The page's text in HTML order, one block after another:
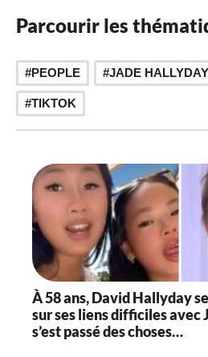
Parcourir les
PEOPLE JADE HALLYDAY
TIKTOK
À 58 ans, David Hallyday
sur ses liens difficiles avec
s’est passé des choses…